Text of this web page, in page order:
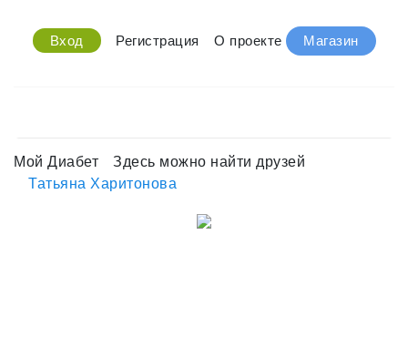
Вход Регистрация О проекте Магазин
Мой Диабет
Здесь можно найти друзей
Татьяна Харитонова